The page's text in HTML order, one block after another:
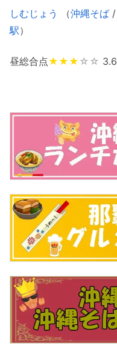
しむじょう （沖縄そば /
駅）
昼総合点★★★ ☆☆ 3.6